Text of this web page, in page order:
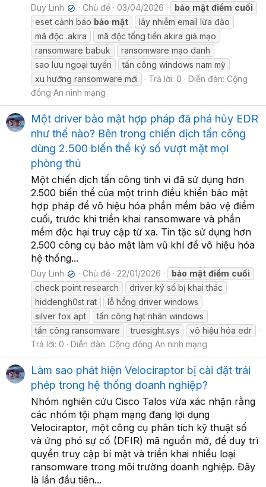
Duy Linh ✔ Chủ đề 03/04/2026 bảo mật điểm cuối
eset cảnh báo bảo mật
lây nhiễm email lừa đảo
mã độc .akira
mã độc tống tiền akira giả mạo
ransomware babuk
ransomware mạo danh
sao lưu ngoại tuyến
tấn công windows nam mỹ
xu hướng ransomware mới
Trả lời: 0 Diễn đàn: Cộng
đồng An ninh mạng
Một driver bảo mật hợp pháp đã phá hủy EDR
như thế nào? Bên trong chiến dịch tấn công
dùng 2.500 biến thể ký số vượt mặt mọi
phòng thủ
Một chiến dịch tấn công tinh vi đã sử dụng hơn
2.500 biến thể của một trình điều khiển bảo mật
hợp pháp để vô hiệu hóa phần mềm bảo vệ điểm
cuối, trước khi triển khai ransomware và phần
mềm độc hại truy cập từ xa. Tin tặc sử dụng hơn
2.500 công cụ bảo mật làm vũ khí để vô hiệu hóa
hệ thống...
Duy Linh ✔ Chủ đề 22/01/2026 bảo mật điểm cuối
check point research
driver ký số bị khai thác
hiddengh0st rat
lỗ hổng driver windows
silver fox apt
tấn công hạt nhân windows
tấn công ransomware
truesight.sys
vô hiệu hóa edr
Trả lời: 0
Diễn đàn: Cộng đồng An ninh mạng
Làm sao phát hiện Velociraptor bị cài đặt trái
phép trong hệ thống doanh nghiệp?
Nhóm nghiên cứu Cisco Talos vừa xác nhận rằng
các nhóm tội phạm mạng đang lợi dụng
Velociraptor, một công cụ phân tích kỹ thuật số
và ứng phó sự cố (DFIR) mã nguồn mở, để duy trì
quyền truy cập bí mật và triển khai nhiều loại
ransomware trong môi trường doanh nghiệp. Đây
là lần đầu tiên...